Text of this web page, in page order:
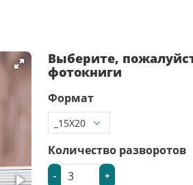
Выберите,
фотокниги
Формат
Количество разворотов
- +